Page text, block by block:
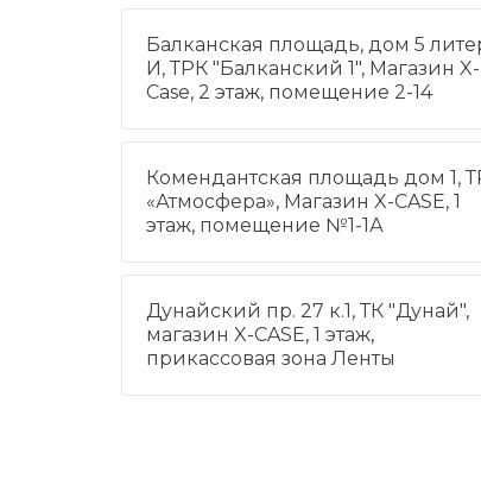
Балканская площадь, дом 5
И, ТРК "Балканский 1", Магазин X-
Case, 2 этаж, помещение 2-14
Комендантская площадь дом 1,
«Атмосфера», Магазин X-CASE, 1
этаж, помещение №1-1А
Дунайский пр. 27 к.1, ТК "Дунай",
магазин X-CASE, 1 этаж,
прикассовая зона Ленты